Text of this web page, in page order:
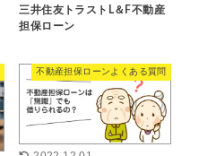
三井住友トラストL＆F不動産
担保ローン
不動産担保ローンよくある質問